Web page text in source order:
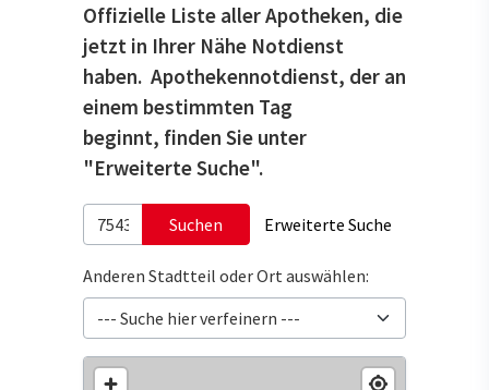
Offizielle Liste aller Apotheken, die
jetzt in Ihrer Nähe Notdienst
haben. Apothekennotdienst, der an
einem bestimmten Tag
beginnt, finden Sie unter
"Erweiterte Suche".
Suchen Erweiterte Suche
Anderen Stadtteil oder Ort auswählen: